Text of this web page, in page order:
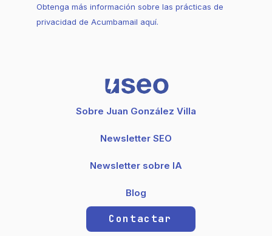
Obtenga más información sobre las prácticas de
privacidad de Acumbamail aquí.
Sobre Juan González Villa
Newsletter SEO
Newsletter sobre IA
Blog
Contactar